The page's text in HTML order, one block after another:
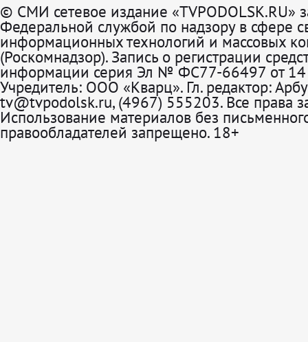
© СМИ сетевое издание «TVPODOLSK.RU»
Федеральной службой по надзору в сфере
информационных технологий и массовых
(Роскомнадзор). Запись о регистрации
информации серия Эл № ФС77-66497 от 14
Учредитель: ООО «Кварц». Гл. редактор:
tv@tvpodolsk.ru, (4967) 555203. Все права
Использование материалов без
правообладателей запрещено. 18+